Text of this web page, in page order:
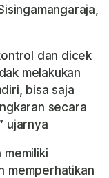
dan dicek
melakukan
bisa saja
secara
ujarnya
memiliki
memperhatikan